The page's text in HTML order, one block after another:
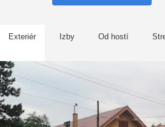
Exteriér Izby Od hostí